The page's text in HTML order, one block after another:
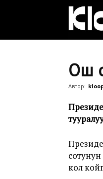
Ош
Автор:
кол